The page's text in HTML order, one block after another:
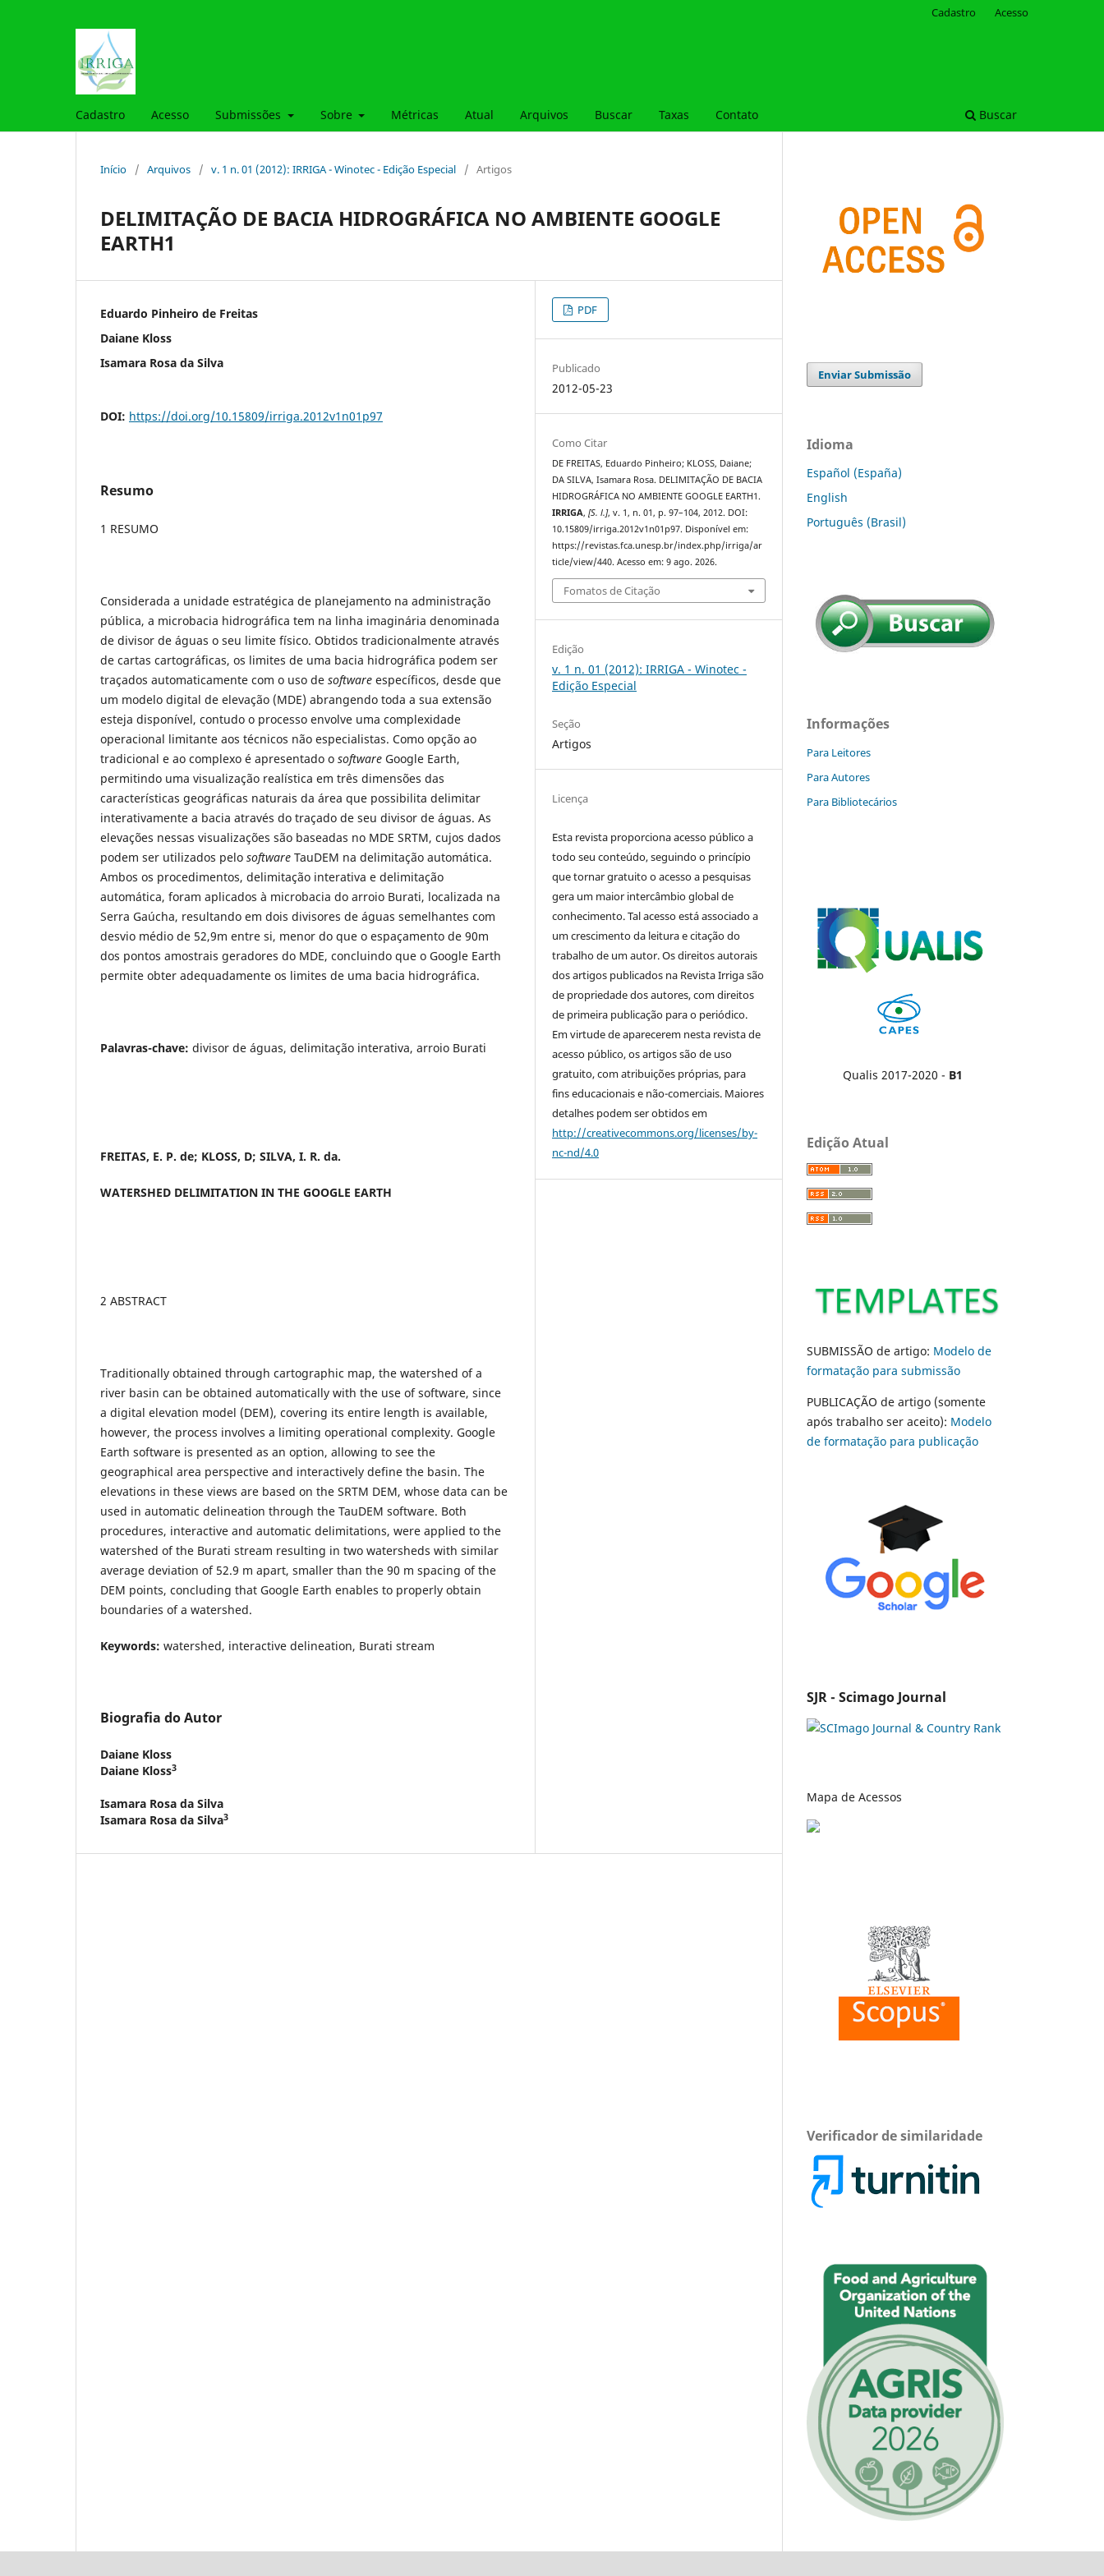
Cadastro Acesso Submissões Sobre Métricas Atual Arquivos Buscar Taxas Contato Buscar
Cadastro Acesso
Início / Arquivos / v. 1 n. 01 (2012): IRRIGA - Winotec - Edição Especial / Artigos
DELIMITAÇÃO DE BACIA HIDROGRÁFICA NO AMBIENTE GOOGLE
EARTH1
Eduardo Pinheiro de Freitas
Daiane Kloss
Isamara Rosa da Silva
DOI: https://doi.org/10.15809/irriga.2012v1n01p97
Resumo
1 RESUMO
Considerada a unidade estratégica de planejamento na administração
pública, a microbacia hidrográfica tem na linha imaginária denominada
de divisor de águas o seu limite físico. Obtidos tradicionalmente através
de cartas cartográficas, os limites de uma bacia hidrográfica podem ser
traçados automaticamente com o uso de software específicos, desde que
um modelo digital de elevação (MDE) abrangendo toda a sua extensão
esteja disponível, contudo o processo envolve uma complexidade
operacional limitante aos técnicos não especialistas. Como opção ao
tradicional e ao complexo é apresentado o software Google Earth,
permitindo uma visualização realística em três dimensões das
características geográficas naturais da área que possibilita delimitar
interativamente a bacia através do traçado de seu divisor de águas. As
elevações nessas visualizações são baseadas no MDE SRTM, cujos dados
podem ser utilizados pelo software TauDEM na delimitação automática.
Ambos os procedimentos, delimitação interativa e delimitação
automática, foram aplicados à microbacia do arroio Burati, localizada na
Serra Gaúcha, resultando em dois divisores de águas semelhantes com
desvio médio de 52,9m entre si, menor do que o espaçamento de 90m
dos pontos amostrais geradores do MDE, concluindo que o Google Earth
permite obter adequadamente os limites de uma bacia hidrográfica.
Palavras-chave: divisor de águas, delimitação interativa, arroio Burati
FREITAS, E. P. de; KLOSS, D; SILVA, I. R. da.
WATERSHED DELIMITATION IN THE GOOGLE EARTH
2 ABSTRACT
Traditionally obtained through cartographic map, the watershed of a
river basin can be obtained automatically with the use of software, since
a digital elevation model (DEM), covering its entire length is available,
however, the process involves a limiting operational complexity. Google
Earth software is presented as an option, allowing to see the
geographical area perspective and interactively define the basin. The
elevations in these views are based on the SRTM DEM, whose data can be
used in automatic delineation through the TauDEM software. Both
procedures, interactive and automatic delimitations, were applied to the
watershed of the Burati stream resulting in two watersheds with similar
average deviation of 52.9 m apart, smaller than the 90 m spacing of the
DEM points, concluding that Google Earth enables to properly obtain
boundaries of a watershed.
Keywords: watershed, interactive delineation, Burati stream
Biografia do Autor
Daiane Kloss
Daiane Kloss3
Isamara Rosa da Silva
Isamara Rosa da Silva3
PDF
Publicado
2012-05-23
Como Citar
DE FREITAS, Eduardo Pinheiro; KLOSS, Daiane;
DA SILVA, Isamara Rosa. DELIMITAÇÃO DE BACIA
HIDROGRÁFICA NO AMBIENTE GOOGLE EARTH1.
IRRIGA,[S. l.], v. 1, n. 01, p. 97–104, 2012. DOI:
10.15809/irriga.2012v1n01p97. Disponível em:
https://revistas.fca.unesp.br/index.php/irriga/ar
ticle/view/440. Acesso em: 9 ago. 2026.
Fomatos de Citação
Edição
v. 1 n. 01 (2012): IRRIGA - Winotec -
Edição Especial
Seção
Artigos
Licença
Esta revista proporciona acesso público a
todo seu conteúdo, seguindo o princípio
que tornar gratuito o acesso a pesquisas
gera um maior intercâmbio global de
conhecimento. Tal acesso está associado a
um crescimento da leitura e citação do
trabalho de um autor. Os direitos autorais
dos artigos publicados na Revista Irriga são
de propriedade dos autores, com direitos
de primeira publicação para o periódico.
Em virtude de aparecerem nesta revista de
acesso público, os artigos são de uso
gratuito, com atribuições próprias, para
fins educacionais e não-comerciais. Maiores
detalhes podem ser obtidos em
http://creativecommons.org/licenses/by-
nc-nd/4.0
Enviar Submissão
Idioma
Español (España)
English
Português (Brasil)
Informações
Para Leitores
Para Autores
Para Bibliotecários
Qualis 2017-2020 - B1
Edição Atual
SUBMISSÃO de artigo: Modelo de
formatação para submissão
PUBLICAÇÃO de artigo (somente
após trabalho ser aceito): Modelo
de formatação para publicação
SJR - Scimago Journal
Mapa de Acessos
Verificador de similaridade